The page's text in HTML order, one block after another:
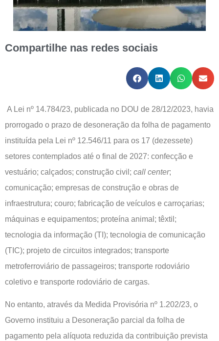
Compartilhe nas redes sociais
A Lei nº 14.784/23, publicada no DOU de 28/12/2023, havia
prorrogado o prazo de desoneração da folha de pagamento
instituída pela Lei nº 12.546/11 para os 17 (dezessete)
setores contemplados até o final de 2027: confecção e
vestuário; calçados; construção civil; call center;
comunicação; empresas de construção e obras de
infraestrutura; couro; fabricação de veículos e carroçarias;
máquinas e equipamentos; proteína animal; têxtil;
tecnologia da informação (TI); tecnologia de comunicação
(TIC); projeto de circuitos integrados; transporte
metroferroviário de passageiros; transporte rodoviário
coletivo e transporte rodoviário de cargas.
No entanto, através da Medida Provisória nº 1.202/23, o
Governo instituiu a Desoneração parcial da folha de
pagamento pela alíquota reduzida da contribuição prevista